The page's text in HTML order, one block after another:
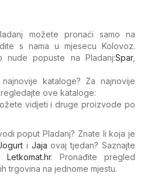
možete pronaći samo na
s nama u mjesecu Kolovoz.
nude popuste na Pladanj:Spar,
kataloge? Za najnovije
ove kataloge:
vidjeti i druge proizvode po
poput Pladanj? Znate li koja je
i Jaja ovaj tjedan? Saznajte
Letkomat.hr. Pronađite pregled
trgovina na jednome mjestu.